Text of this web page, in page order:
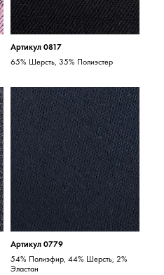
Артикул 0817
65% Шерсть, 35% Полиэстер
Артикул 0779
54% Полиэфир, 44% Шерсть, 2%
Эластан